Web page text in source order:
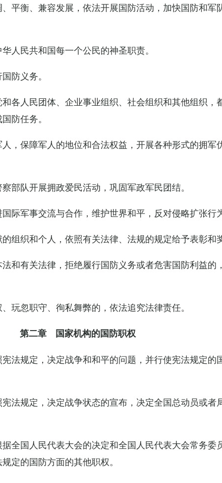
平衡、兼容发展，依法开展国防活动，加快国防和军
民共和国每一个公民的神圣职责。
防义务。
各人民团体、企业事业组织、社会组织和其他组织，
防任务。
，保障军人的地位和合法权益，开展各种形式的拥军
部队开展拥政爱民活动，巩固军政军民团结。
军事交流与合作，维护世界和平，反对侵略扩张行为
织和个人，依照有关法律、法规的规定给予表彰和
和有关法律，拒绝履行国防义务或者危害国防利益的
玩忽职守、徇私舞弊的，依法追究法律责任。
第二章 国家机构的国防职权
法规定，决定战争和和平的问题，并行使宪法规定的
法规定，决定战争状态的宣布，决定全国总动员或者
全国人民代表大会的决定和全国人民代表大会常务委
定的国防方面的其他职权。